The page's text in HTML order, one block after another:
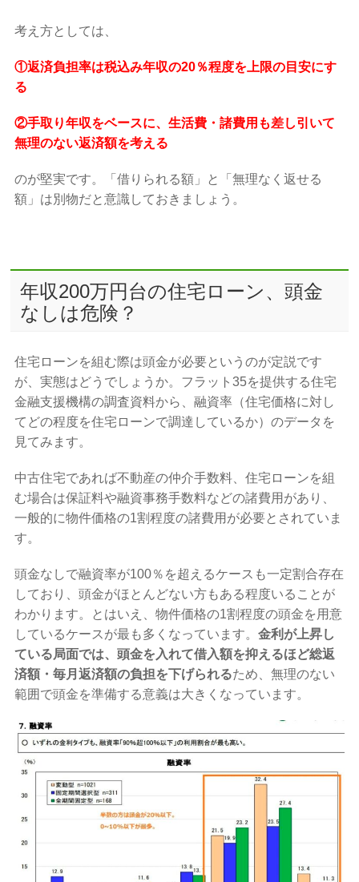
考え方としては、
①返済負担率は税込み年収の20％程度を上限の目安にす
る
②手取り年収をベースに、生活費・諸費用も差し引いて
無理のない返済額を考える
のが堅実です。「借りられる額」と「無理なく返せる
額」は別物だと意識しておきましょう。
年収200万円台の住宅ローン、頭金
なしは危険？
住宅ローンを組む際は頭金が必要というのが定説です
が、実態はどうでしょうか。フラット35を提供する住宅
金融支援機構の調査資料から、融資率（住宅価格に対し
てどの程度を住宅ローンで調達しているか）のデータを
見てみます。
中古住宅であれば不動産の仲介手数料、住宅ローンを組
む場合は保証料や融資事務手数料などの諸費用があり、
一般的に物件価格の1割程度の諸費用が必要とされていま
す。
頭金なしで融資率が100％を超えるケースも一定割合存在
しており、頭金がほとんどない方もある程度いることが
わかります。とはいえ、物件価格の1割程度の頭金を用意
しているケースが最も多くなっています。金利が上昇し
ている局面では、頭金を入れて借入額を抑えるほど総返
済額・毎月返済額の負担を下げられるため、無理のない
範囲で頭金を準備する意義は大きくなっています。